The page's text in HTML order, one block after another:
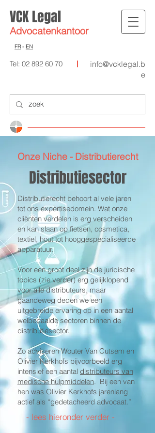
VCK Legal
Advocatenkantoor
Tel: 02 892 60 70
info@vcklegal.b
e
FR - EN
Onze Niche - Distributierecht
Distributiesector
Distributierecht behoort al vele jaren
tot ons expertisedomein. Wat onze
cliënten verdelen is erg verscheiden
en kan slaan op fietsen, cosmetica,
textiel, hout tot hooggespecialiseerde
apparatuur.
Voor een groot deel zijn de juridische
topics (zie verder) erg gelijklopend
voor alle distributeurs, maar
gaandeweg deden we een
uitgebreide ervaring op in een aantal
welbepaalde sectoren binnen de
distributiesector.
Zo adviseren Wouter Van Cutsem en
Olivier Kerkhofs bijvoorbeeld erg
intensief een aantal distributeurs van
medische hulpmiddelen. Bij een van
hen was Olivier Kerkhofs jarenlang
actief als “gedetacheerd advocaat.”
- lees hieronder verder -